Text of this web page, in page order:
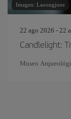
Imagen: Laoongjune
22 ago 2026 - 22
Candlelight:
Museo